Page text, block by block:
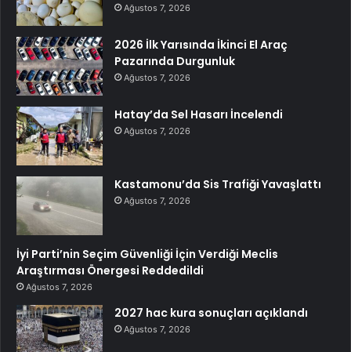
Ağustos 7, 2026
2026 İlk Yarısında İkinci El Araç
Pazarında Durgunluk
Ağustos 7, 2026
Hatay’da Sel Hasarı İncelendi
Ağustos 7, 2026
Kastamonu’da Sis Trafiği Yavaşlattı
Ağustos 7, 2026
İyi Parti’nin Seçim Güvenliği İçin Verdiği Meclis
Araştırması Önergesi Reddedildi
Ağustos 7, 2026
2027 hac kura sonuçları açıklandı
Ağustos 7, 2026